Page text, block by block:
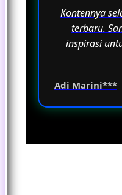
Kontennya
terbaru.
inspirasi
Adi Marini***